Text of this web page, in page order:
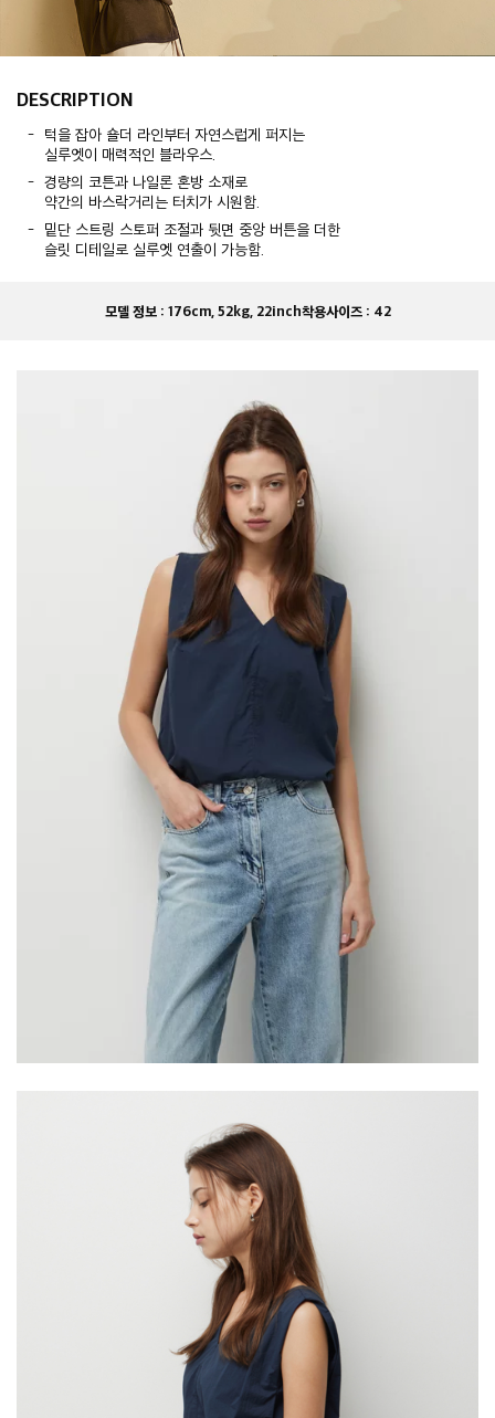
DESCRIPTION
턱을 잡아 숄더 라인부터 자연스럽게 퍼지는
실루엣이 매력적인 블라우스.
경량의 코튼과 나일론 혼방 소재로
약간의 바스락거리는 터치가 시원함.
밑단 스트링 스토퍼 조절과 뒷면 중앙 버튼을 더한
슬릿 디테일로 실루엣 연출이 가능함.
모델 정보 : 176cm, 52kg, 22inch착용사이즈 : 42